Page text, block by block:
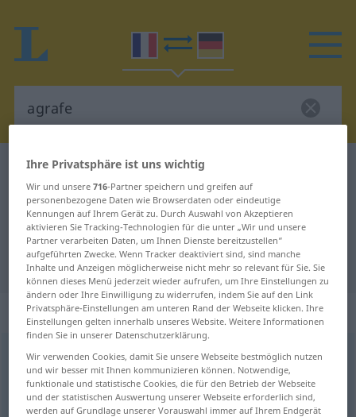
Französisch-Deutsch Wörterbuch
Französisch-Deutsch Übersetzung
für "agrafe"
"agrafe" Deutsch Übersetzung
„agrafe“: féminin
agrafe [agʀaf] f
Übersicht aller Übersetzungen
(Für mehr Details die Übersetzung anklicken/antippen)
Ihre Privatsphäre ist uns wichtig
Wir und unsere716-Partner speichern und greifen auf
personenbezogene Daten wie Browserdaten oder eindeutige
Kennungen auf Ihrem Gerät zu. Durch Auswahl von Akzeptieren
aktivieren Sie Tracking-Technologien für die unter „Wir und unsere
Partner verarbeiten Daten, um Ihnen Dienste bereitzustellen“
aufgeführten Zwecke. Wenn Tracker deaktiviert sind, sind manche
Inhalte und Anzeigen möglicherweise nicht mehr so relevant für Sie. Sie
können dieses Menü jederzeit wieder aufrufen, um Ihre Einstellungen zu
ändern oder Ihre Einwilligung zu widerrufen, indem Sie auf den Link
Privatsphäre-Einstellungen am unteren Rand der Webseite klicken. Ihre
Einstellungen gelten innerhalb unseres Website. Weitere Informationen
finden Sie in unserer Datenschutzerklärung.
Wir verwenden Cookies, damit Sie unsere Webseite bestmöglich nutzen
und wir besser mit Ihnen kommunizieren können. Notwendige,
funktionale und statistische Cookies, die für den Betrieb der Webseite
und der statistischen Auswertung unserer Webseite erforderlich sind,
werden auf Grundlage unserer Vorauswahl immer auf Ihrem Endgerät